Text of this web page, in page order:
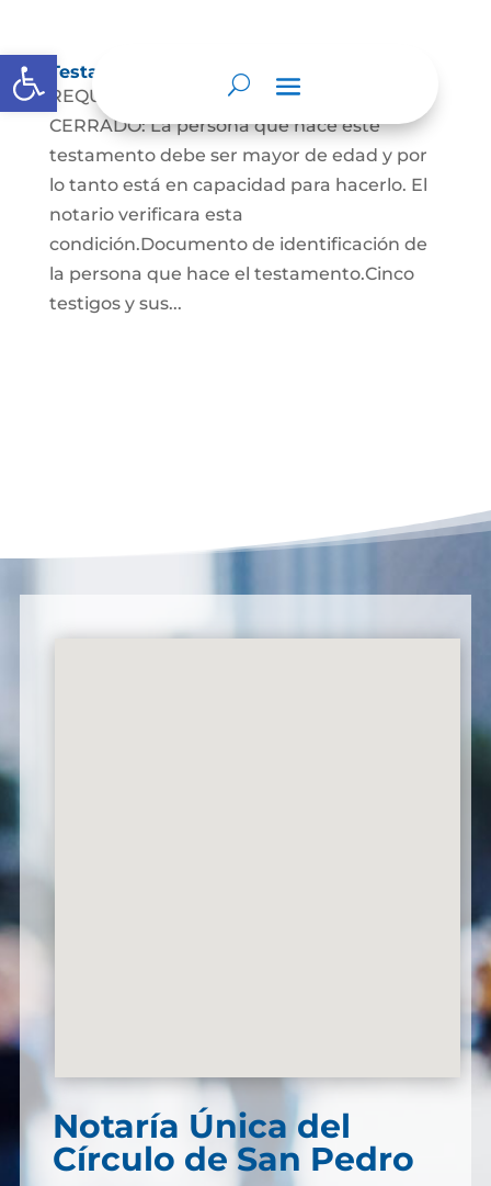
Abrir barra de herramientas
Testamento Cerrado
REQUISITOS PARA EL TESTAMENTO
CERRADO: La persona que hace este
testamento debe ser mayor de edad y por
lo tanto está en capacidad para hacerlo. El
notario verificara esta
condición.Documento de identificación de
la persona que hace el testamento.Cinco
testigos y sus...
Notaría Única del
Círculo de San Pedro